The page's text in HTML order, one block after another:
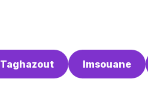
Taghazout Imsouane